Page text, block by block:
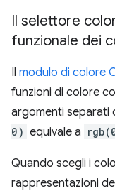
Il selettore
funzionale dei
Il modulo di colore
funzioni di colore
argomenti separati
0) equivale a
Quando scegli i
rappresentazioni